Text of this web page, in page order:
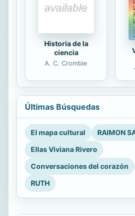
Historia de la
ciencia
A. C. Crombie
Últimas Búsquedas
El mapa cultural
RAIMON
Ellas Viviana Rivero
Conversaciones del corazón
RUTH